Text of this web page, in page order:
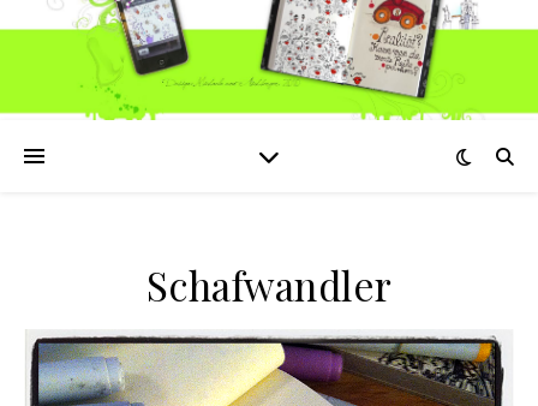
Schafwandler